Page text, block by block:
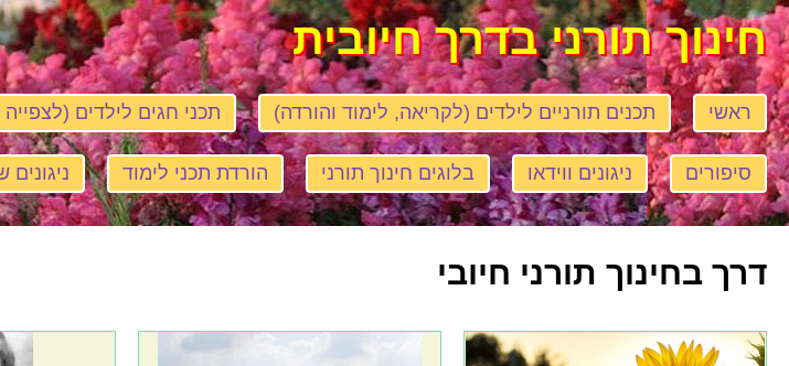
חינוך תורני בדרך חיובית
ראשי תכנים תורניים לילדים (לקריאה, לימוד והורדה) תכני חגים לילדים (לצפייה
סיפורים ניגונים ווידאו בלוגים חינוך תורני הורדת תכני לימוד ניגונים
דרך בחינוך תורני חיובי